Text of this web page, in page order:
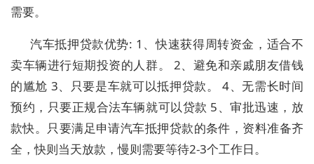
需要。
汽车抵押贷款优势: 1、快速获得周转资金，适合不
卖车辆进行短期投资的人群。 2、避免和亲戚朋友借钱
的尴尬 3、只要是车就可以抵押贷款。 4、无需长时间
预约，只要正规合法车辆就可以贷款 5、审批迅速，放
款快。只要满足申请汽车抵押贷款的条件，资料准备齐
全，快则当天放款，慢则需要等待2-3个工作日。